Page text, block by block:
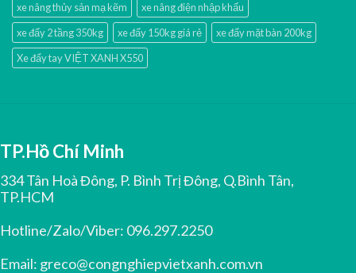
xe nâng thủy sản mạ kẽm
xe nâng điện nhập khấu
xe đẩy 2 tầng 350kg
xe đẩy 150kg giá rẻ
xe đẩy mặt bàn 200kg
Xe đẩy tay VIỆT XANH X550
TP.Hồ Chí Minh
334 Tân Hoà Đông, P. Bình Trị Đông, Q.Bình Tân,
TP.HCM
Hotline/Zalo/Viber: 096.297.2250
Email: greco@congnghiepvietxanh.com.vn